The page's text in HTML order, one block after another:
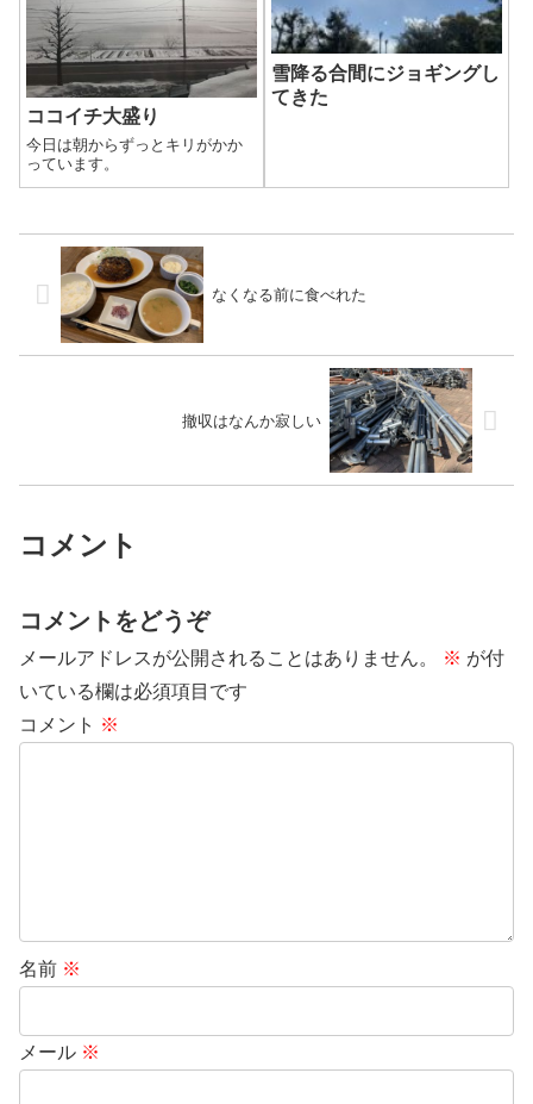
ココイチ大盛り
今日は朝からずっとキリがかか
っています。
雪降る合間にジョギングし
てきた
なくなる前に食べれた
撤収はなんか寂しい
コメント
コメントをどうぞ
メールアドレスが公開されることはありません。 ※ が付
いている欄は必須項目です
コメント ※
名前 ※
メール ※